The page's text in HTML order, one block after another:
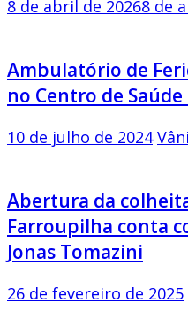
8 de abril de 20268 de
Ambulatório de
no Centro de
10 de julho de 2024
Abertura da
Farroupilha conta
Jonas Tomazini
26 de fevereiro de 2025